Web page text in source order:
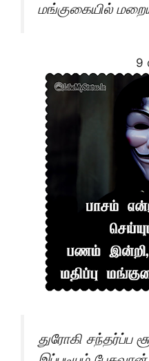
மங்குகையில்
9
துரோகி சந்தர்ப்ப